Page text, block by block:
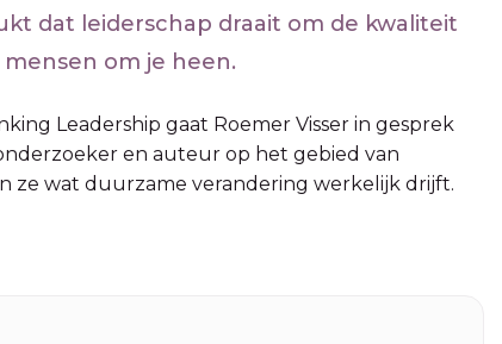
dat leiderschap draait om de kwaliteit
om je heen.
Leadership gaat Roemer Visser in gesprek
en auteur op het gebied van
ze wat duurzame verandering werkelijk drijft.